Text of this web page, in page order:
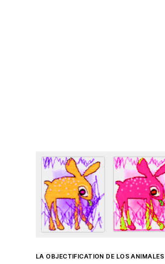
Kategorien
LA OBJECTIFICATION DE LOS ANIMALES